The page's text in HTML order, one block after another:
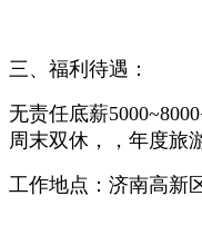
三、福利待遇：
无责任底薪
周末双休，，年度旅
工作地点：济南高新